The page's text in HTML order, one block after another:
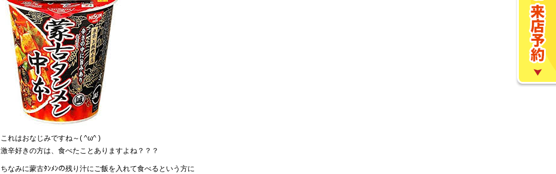
これはおなじみですね～( ^ω^ )
激辛好きの方は、食べたことありますよね？？？
ちなみに蒙古ﾀﾝﾒﾝの残り汁にご飯を入れて食べるという方に